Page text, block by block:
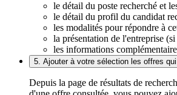
le détail du poste recherché et
le détail du profil du candidat
les modalités pour répondre à
la présentation de l'entreprise (si
les informations
5. Ajouter à votre sélection les offres
Depuis la page de résultats de